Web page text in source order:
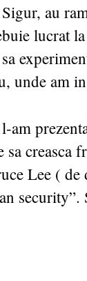
au
lucrat
unde am
am
creasca
Lee (
security”.